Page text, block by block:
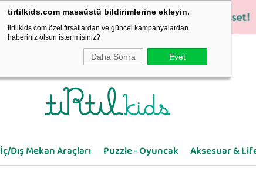
tirtilkids.com masaüstü bildirimlerine ekleyin.
tirtilkids.com özel fırsatlardan ve güncel kampanyalardan
haberiniz olsun ister misiniz?
Daha Sonra Evet
İç/Dış Mekan Araçları Puzzle - Oyuncak Aksesuar &